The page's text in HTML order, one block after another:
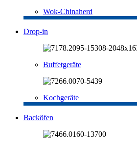
Wok-Chinaherd
Drop-in
Buffetgeräte
Kochgeräte
Backöfen